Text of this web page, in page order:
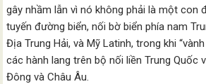
gây nhầm lẫn vì nó không phải là một con
tuyến đường biển, nối bờ biển phía nam
Địa Trung Hải, và Mỹ Latinh, trong khi
các hành lang trên bộ nối liền Trung Quốc
Đông và Châu Âu.